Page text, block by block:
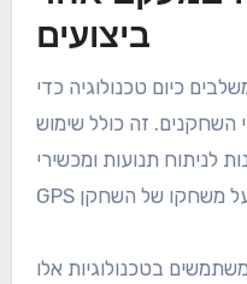
גריני פוטינג ואזורי
מציעים גישה למאמנים
מותאמת אישית ומשוב
בלאק מאונטיין ומועדון
של המשחק שלהם.